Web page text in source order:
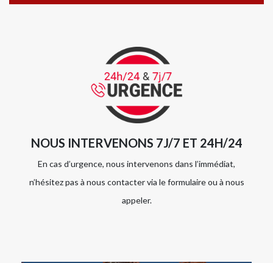
NOUS INTERVENONS 7J/7 ET 24H/24
En cas d’urgence, nous intervenons dans l’immédiat,
n’hésitez pas à nous contacter via le formulaire ou à nous
appeler.